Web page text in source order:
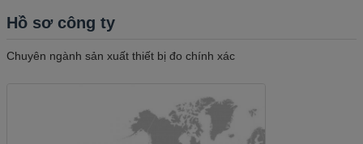
Hồ sơ công ty
Chuyên ngành sản xuất thiết bị đo chính xác